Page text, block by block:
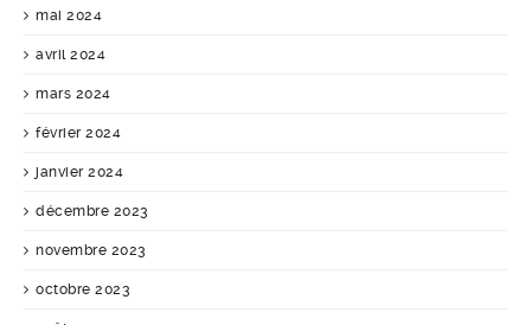
mai 2024
avril 2024
mars 2024
février 2024
janvier 2024
décembre 2023
novembre 2023
octobre 2023